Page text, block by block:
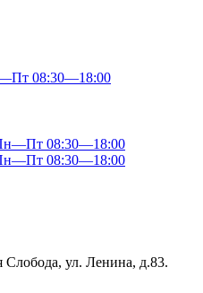
08:30—18:00
08:30—18:00
08:30—18:00
ул. Ленина, д.83.